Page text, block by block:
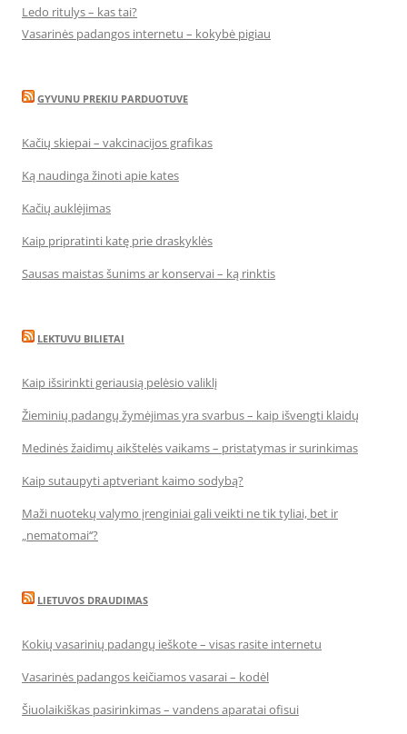
Ledo ritulys – kas tai?
Vasarinės padangos internetu – kokybė pigiau
GYVUNU PREKIU PARDUOTUVE
Kačių skiepai – vakcinacijos grafikas
Ką naudinga žinoti apie kates
Kačių auklėjimas
Kaip pripratinti katę prie draskyklės
Sausas maistas šunims ar konservai – ką rinktis
LEKTUVU BILIETAI
Kaip išsirinkti geriausią pelėsio valiklį
Žieminių padangų žymėjimas yra svarbus – kaip išvengti klaidų
Medinės žaidimų aikštelės vaikams – pristatymas ir surinkimas
Kaip sutaupyti aptveriant kaimo sodybą?
Maži nuotekų valymo įrenginiai gali veikti ne tik tyliai, bet ir
„nematomai‘‘?
LIETUVOS DRAUDIMAS
Kokių vasarinių padangų ieškote – visas rasite internetu
Vasarinės padangos keičiamos vasarai – kodėl
Šiuolaikiškas pasirinkimas – vandens aparatai ofisui